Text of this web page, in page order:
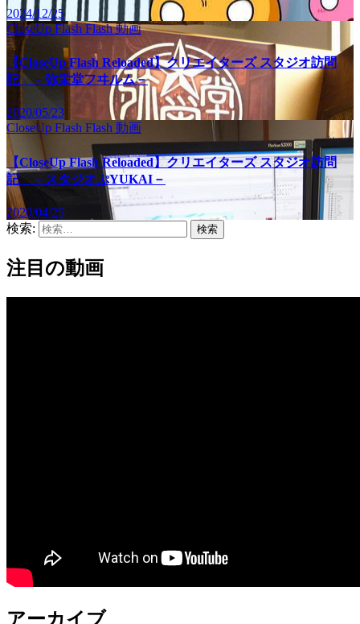
2024/12/25
CloseUp FlashFlash動画
【CloseUp Flash Reloaded】クリエイターズ スタジオ訪問
記 －弥栄堂フヰルム－
2020/05/23
CloseUp Flash Flash 動画
【CloseUp Flash Reloaded】クリエイターズ スタジオ訪問
記 －スタジオぷYUKAI－
2020/04/25
検索:
注目の動画
アーカイブ